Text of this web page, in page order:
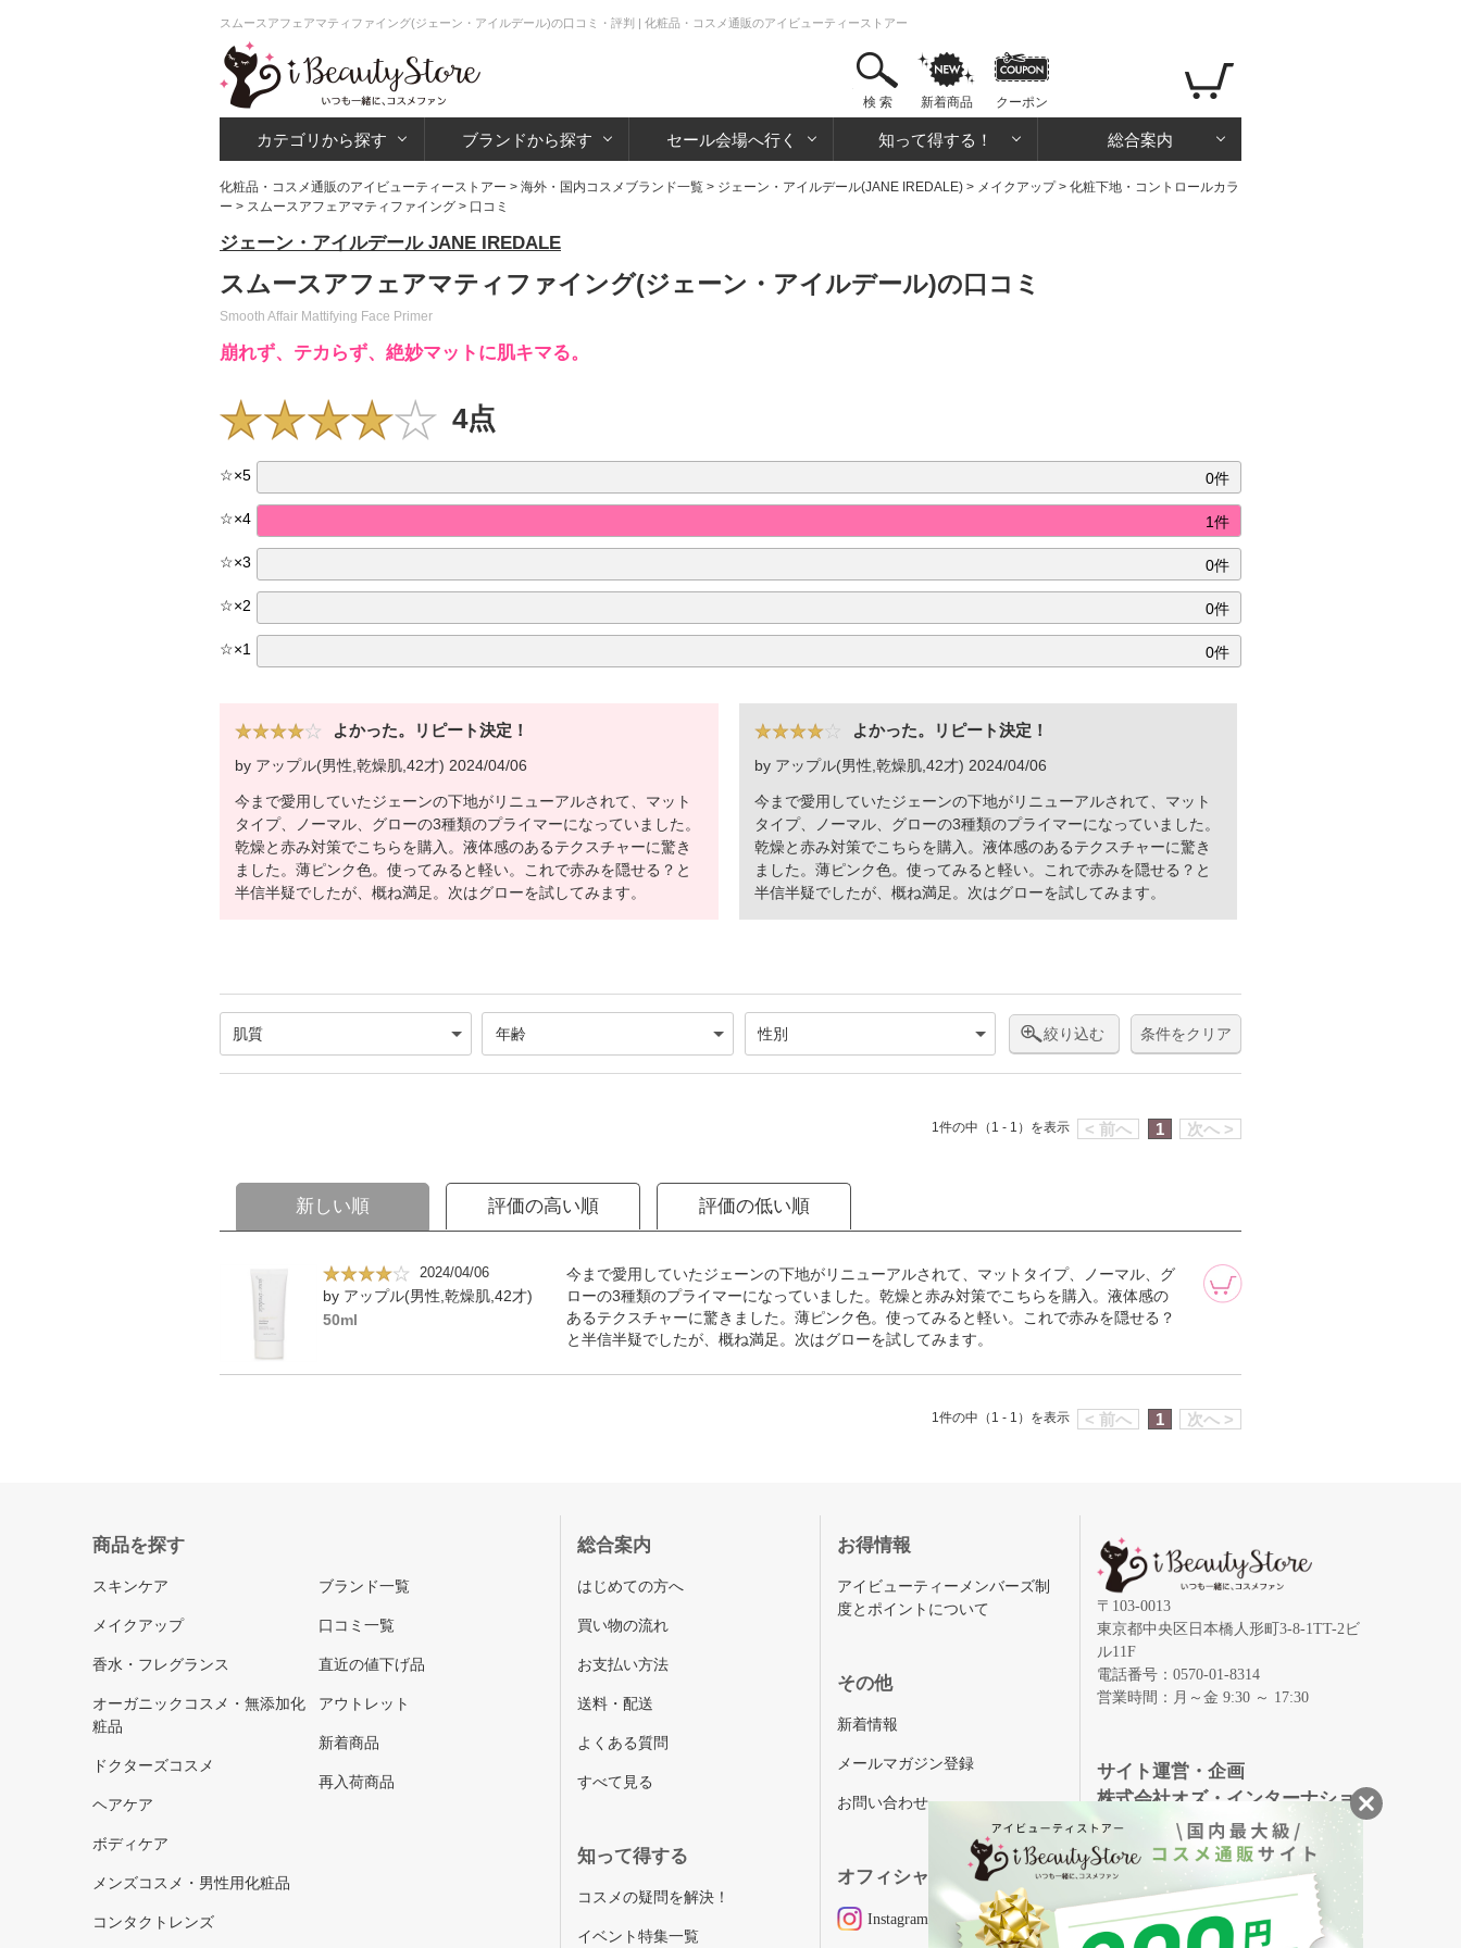
スムースアフェアマティファイング(ジェーン・アイルデール)の口コミ・評判 | 化粧品・コスメ通販のアイビューティーストアー
検 索 新着商品 クーポン
カテゴリから探す ブランドから探す セール会場へ行く 知って得する！ 総合案内
化粧品・コスメ通販のアイビューティーストアー > 海外・国内コスメブランド一覧 > ジェーン・アイルデール(JANE IREDALE) > メイクアップ> 化粧下地・コントロールカラ
ー > スムースアフェアマティファイング > 口コミ
ジェーン・アイルデール JANE IREDALE
スムースアフェアマティファイング(ジェーン・アイルデール)の口コミ
Smooth Affair Mattifying Face Primer
崩れず、テカらず、絶妙マットに肌キマる。
4点
☆×5 0件
☆×4 1件
☆×3 0件
☆×2 0件
☆×1 0件
よかった。リピート決定！
by アップル(男性,乾燥肌,42才) 2024/04/06
今まで愛用していたジェーンの下地がリニューアルされて、マット
タイプ、ノーマル、グローの3種類のプライマーになっていました。
乾燥と赤み対策でこちらを購入。液体感のあるテクスチャーに驚き
ました。薄ピンク色。使ってみると軽い。これで赤みを隠せる？と
半信半疑でしたが、概ね満足。次はグローを試してみます。
よかった。リピート決定！
by アップル(男性,乾燥肌,42才) 2024/04/06
今まで愛用していたジェーンの下地がリニューアルされて、マット
タイプ、ノーマル、グローの3種類のプライマーになっていました。
乾燥と赤み対策でこちらを購入。液体感のあるテクスチャーに驚き
ました。薄ピンク色。使ってみると軽い。これで赤みを隠せる？と
半信半疑でしたが、概ね満足。次はグローを試してみます。
絞り込む 条件をクリア
< 前へ 1 次へ >
1件の中（1 - 1）を表示
新しい順 評価の高い順 評価の低い順
2024/04/06
by アップル(男性,乾燥肌,42才)
50ml
今まで愛用していたジェーンの下地がリニューアルされて、マットタイプ、ノーマル、グ
ローの3種類のプライマーになっていました。乾燥と赤み対策でこちらを購入。液体感の
あるテクスチャーに驚きました。薄ピンク色。使ってみると軽い。これで赤みを隠せる？
と半信半疑でしたが、概ね満足。次はグローを試してみます。
< 前へ 1 次へ >
1件の中（1 - 1）を表示
商品を探す
スキンケア
メイクアップ
香水・フレグランス
オーガニックコスメ・無添加化
粧品
ドクターズコスメ
ヘアケア
ボディケア
メンズコスメ・男性用化粧品
コンタクトレンズ
ブランド一覧
口コミ一覧
直近の値下げ品
アウトレット
新着商品
再入荷商品
総合案内
はじめての方へ
買い物の流れ
お支払い方法
送料・配送
よくある質問
すべて見る
知って得する
コスメの疑問を解決！
イベント特集一覧
お得情報
アイビューティーメンバーズ制
度とポイントについて
その他
新着情報
メールマガジン登録
お問い合わせ
オフィシャルSNS
Instagram
〒103-0013
東京都中央区日本橋人形町3-8-1TT-2ビ
ル11F
電話番号：0570-01-8314
営業時間：月～金 9:30 ～ 17:30
サイト運営・企画
株式会社オズ・インターナショ
ナル
創業150年、英国伝統の最高級猪毛ハン
ドメイドヘアブラシ
メイソンピアソン